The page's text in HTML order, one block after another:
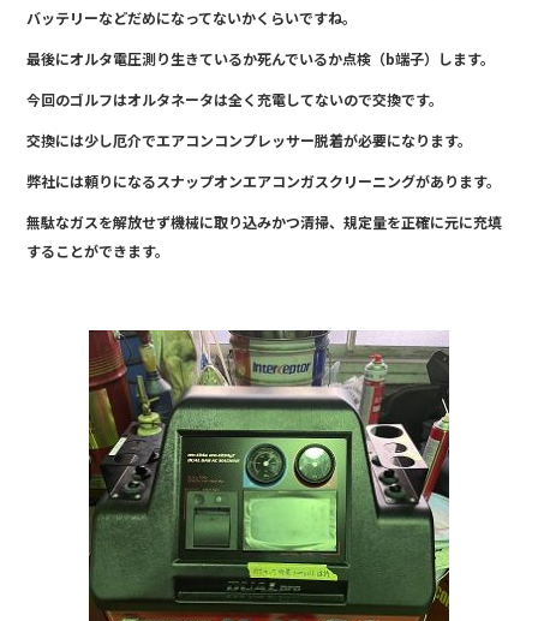
バッテリーなどだめになってないかくらいですね。
最後にオルタ電圧測り生きているか死んでいるか点検（b端子）します。
今回のゴルフはオルタネータは全く充電してないので交換です。
交換には少し厄介でエアコンコンプレッサー脱着が必要になります。
弊社には頼りになるスナップオンエアコンガスクリーニングがあります。
無駄なガスを解放せず機械に取り込みかつ清掃、規定量を正確に元に充填
することができます。